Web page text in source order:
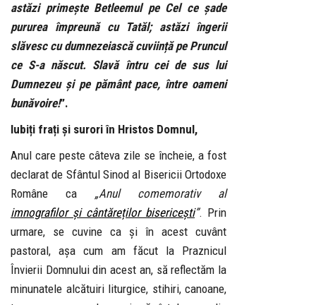
astăzi primește Betleemul pe Cel ce șade
pururea împreună cu Tatăl; astăzi îngerii
slăvesc cu dumnezeiască cuviință pe Pruncul
ce S-a născut. Slavă întru cei de sus lui
Dumnezeu și pe pământ pace, între oameni
bunăvoire!”.
Iubiți frați și surori în Hristos Domnul,
Anul care peste câteva zile se încheie, a fost
declarat de Sfântul Sinod al Bisericii Ortodoxe
Române ca „Anul comemorativ al
imnografilor și cântăreților bisericești”. Prin
urmare, se cuvine ca și în acest cuvânt
pastoral, așa cum am făcut la Praznicul
Învierii Domnului din acest an, să reflectăm la
minunatele alcătuiri liturgice, stihiri, canoane,